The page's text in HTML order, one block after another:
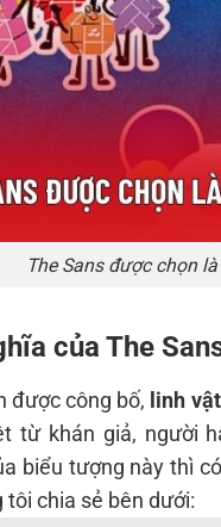
The Sans được chọn
của The
được công bố, linh
từ khán giả, người
biểu tượng này thì
chia sẻ bên dưới: